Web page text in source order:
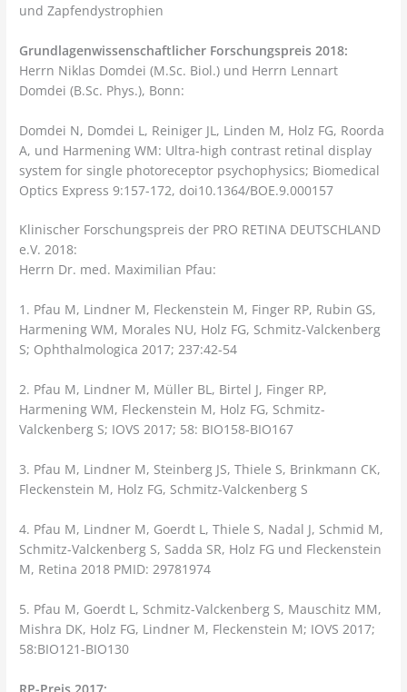
und Zapfendystrophien
Grundlagenwissenschaftlicher Forschungspreis 2018:
Herrn Niklas Domdei (M.Sc. Biol.) und Herrn Lennart
Domdei (B.Sc. Phys.), Bonn:
Domdei N, Domdei L, Reiniger JL, Linden M, Holz FG, Roorda
A, und Harmening WM: Ultra-high contrast retinal display
system for single photoreceptor psychophysics; Biomedical
Optics Express 9:157-172, doi10.1364/BOE.9.000157
Klinischer Forschungspreis der PRO RETINA DEUTSCHLAND
e.V. 2018:
Herrn Dr. med. Maximilian Pfau:
1. Pfau M, Lindner M, Fleckenstein M, Finger RP, Rubin GS,
Harmening WM, Morales NU, Holz FG, Schmitz-Valckenberg
S; Ophthalmologica 2017; 237:42-54
2. Pfau M, Lindner M, Müller BL, Birtel J, Finger RP,
Harmening WM, Fleckenstein M, Holz FG, Schmitz-
Valckenberg S; IOVS 2017; 58: BIO158-BIO167
3. Pfau M, Lindner M, Steinberg JS, Thiele S, Brinkmann CK,
Fleckenstein M, Holz FG, Schmitz-Valckenberg S
4. Pfau M, Lindner M, Goerdt L, Thiele S, Nadal J, Schmid M,
Schmitz-Valckenberg S, Sadda SR, Holz FG und Fleckenstein
M, Retina 2018 PMID: 29781974
5. Pfau M, Goerdt L, Schmitz-Valckenberg S, Mauschitz MM,
Mishra DK, Holz FG, Lindner M, Fleckenstein M; IOVS 2017;
58:BIO121-BIO130
RP-Preis 2017: